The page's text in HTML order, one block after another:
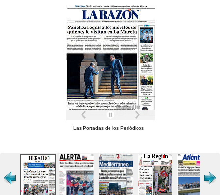
Las Portadas de los Periódicos